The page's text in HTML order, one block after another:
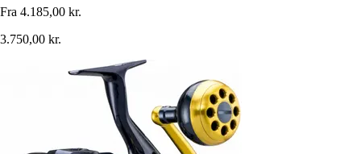
Fra 4.185,00 kr.
3.750,00 kr.